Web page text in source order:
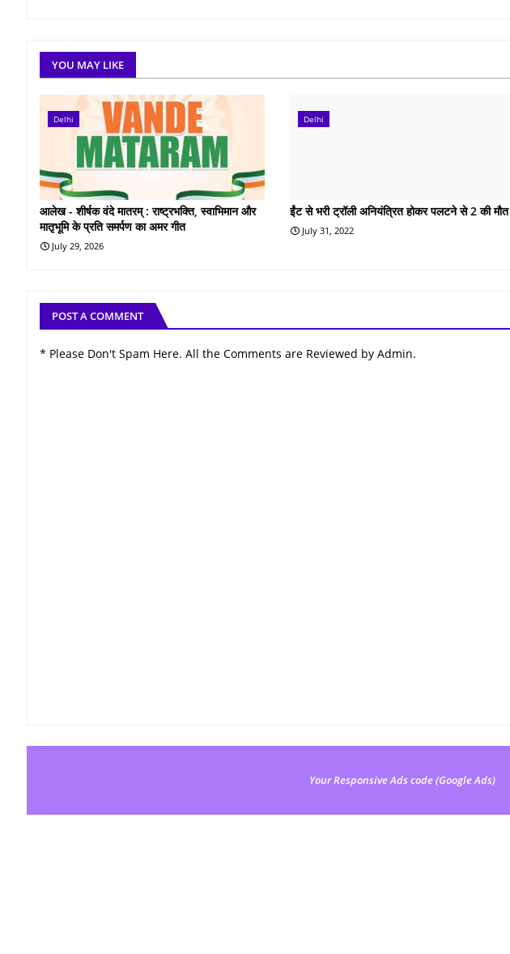
YOU MAY LIKE
Delhi
आलेख - शीर्षक वंदे मातरम् : राष्ट्रभक्ति, स्वाभिमान और
मातृभूमि के प्रति समर्पण का अमर गीत
July 29, 2026
Delhi
ईंट से भरी ट्रॉली अनियंत्रित होकर पलटने से 2 की मौत
July 31, 2022
POST A COMMENT
* Please Don't Spam Here. All the Comments are Reviewed by Admin.
Your Responsive Ads code (Google Ads)